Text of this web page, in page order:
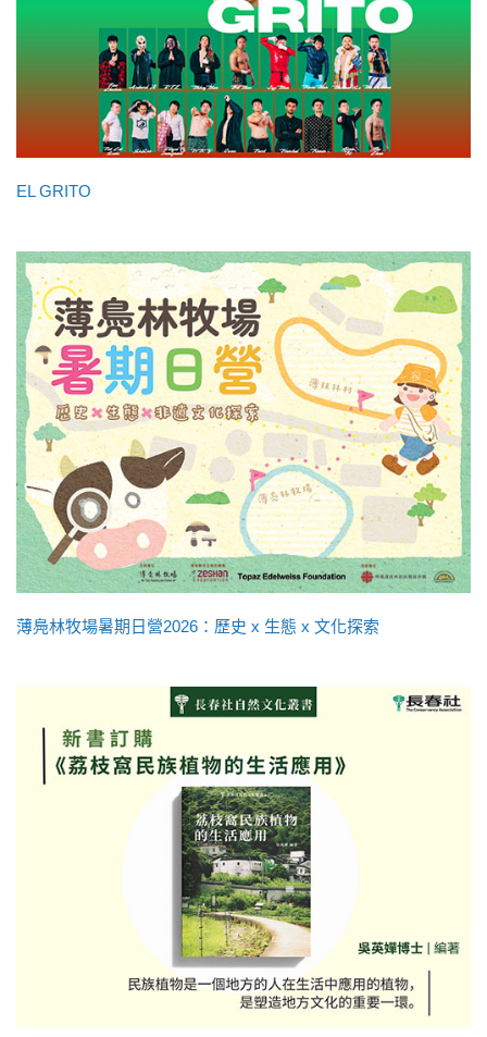
EL GRITO
薄鳧林牧場暑期日營2026：歷史 x 生態 x 文化探索